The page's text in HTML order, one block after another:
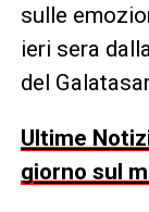
sulle
ieri sera
del
Ultime
giorno sul